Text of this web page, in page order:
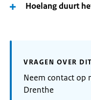
Hoelang duurt
VRAGEN OVER
Neem contact op
Drenthe